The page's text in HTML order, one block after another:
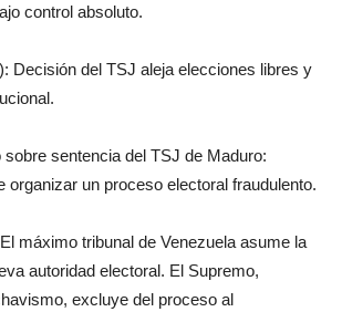
control absoluto.
Decisión del TSJ aleja elecciones libres y
sentencia del TSJ de Maduro:
organizar un proceso electoral fraudulento.
máximo tribunal de Venezuela asume la
autoridad electoral. El Supremo,
excluye del proceso al